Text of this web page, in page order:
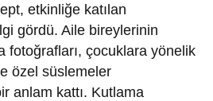
etkinliğe katılan
gördü. Aile bireylerinin
fotoğrafları, çocuklara yönelik
özel süslemeler
anlam kattı. Kutlama